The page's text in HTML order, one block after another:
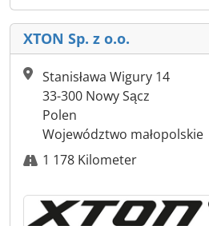
XTON Sp. z o.o.
Stanisława Wigury 14
33-300 Nowy Sącz
Polen
Województwo małopolskie
1 178 Kilometer